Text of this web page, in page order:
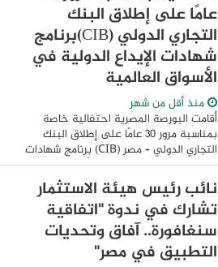
عامًا على إطلاق البنك
التجاري الدولي (CIB)برنامج
شهادات الإيداع الدولية في
الأسواق العالمية
منذ أقل من شهر
أقامت البورصة المصرية احتفالية خاصة
بمناسبة مرور 30 عامًا على إطلاق البنك
التجاري الدولي – مصر (CIB) برنامج شهادات
الإيداع الدولية (GDRs) في الأسواق العالمية،
وذلك خلال مراسم قرع جرس التداول، ...
نائب رئيس هيئة الاستثمار
تشارك في ندوة "اتفاقية
سنغافورة.. آفاق وتحديات
التطبيق في مصر"